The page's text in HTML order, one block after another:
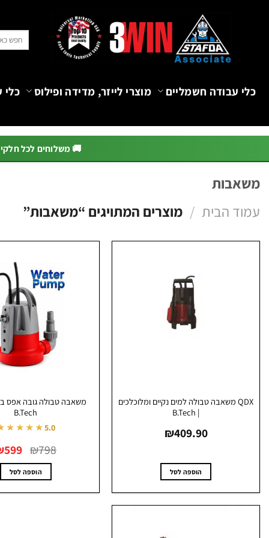
כלי עבודה חשמליים מוצרי לייזר, מדידה ופילוס כלי
🚚 משלוחים לכל חלקי
משאבות
עמוד הבית / מוצרים המתויגים “משאבות”
QDX משאבה טבולה למים נקיים ומלוכלכים
| B.Tech
₪409.90
הוספה לסל
משאבה טבולה גובה אפס
B.Tech
5.0
₪798 המקורי
היה:
₪798.
599
הוספה לסל